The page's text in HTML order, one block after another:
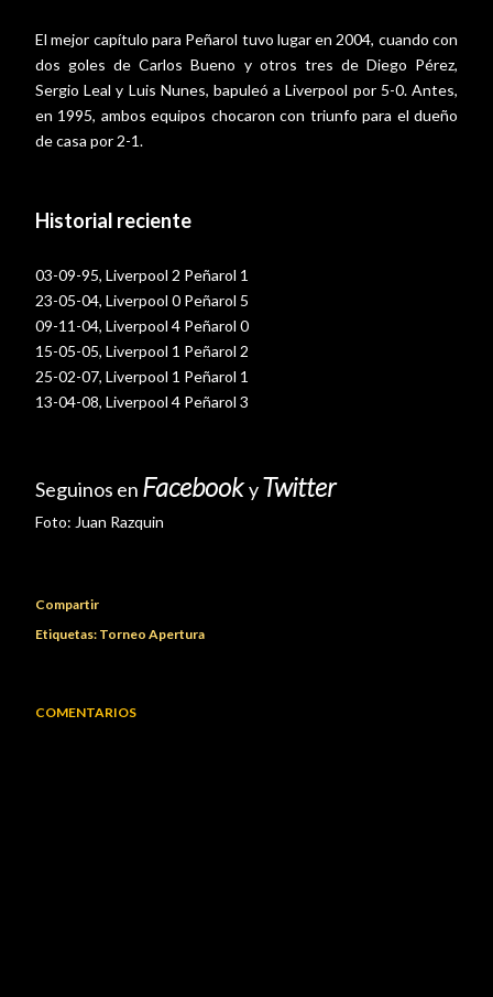
El mejor capítulo para Peñarol tuvo lugar en 2004, cuando con
dos goles de Carlos Bueno y otros tres de Diego Pérez,
Sergio Leal y Luis Nunes, bapuleó a Liverpool por 5-0. Antes,
en 1995, ambos equipos chocaron con triunfo para el dueño
de casa por 2-1.
Historial reciente
03-09-95, Liverpool 2 Peñarol 1
23-05-04, Liverpool 0 Peñarol 5
09-11-04, Liverpool 4 Peñarol 0
15-05-05, Liverpool 1 Peñarol 2
25-02-07, Liverpool 1 Peñarol 1
13-04-08, Liverpool 4 Peñarol 3
Seguinos en FacebookyTwitter
Foto: Juan Razquin
Compartir
Etiquetas: Torneo Apertura
COMENTARIOS